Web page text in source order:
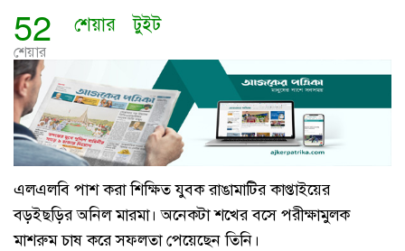
52
শেয়ার
শেয়ার টুইট
এলএলবি পাশ করা শিক্ষিত যুবক রাঙামাটির কাপ্তাইয়ের
বড়ইছড়ির অনিল মারমা। অনেকটা শখের বসে পরীক্ষামুলক
মাশরুম চাষ করে সফলতা পেয়েছেন তিনি।